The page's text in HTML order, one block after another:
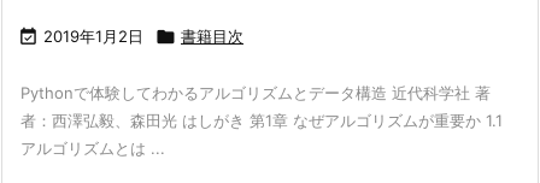
 2019年1月2日  書籍目次
Pythonで体験してわかるアルゴリズムとデータ構造 近代科学社 著
者：西澤弘毅、森田光 はしがき 第1章 なぜアルゴリズムが重要か 1.1
アルゴリズムとは ...